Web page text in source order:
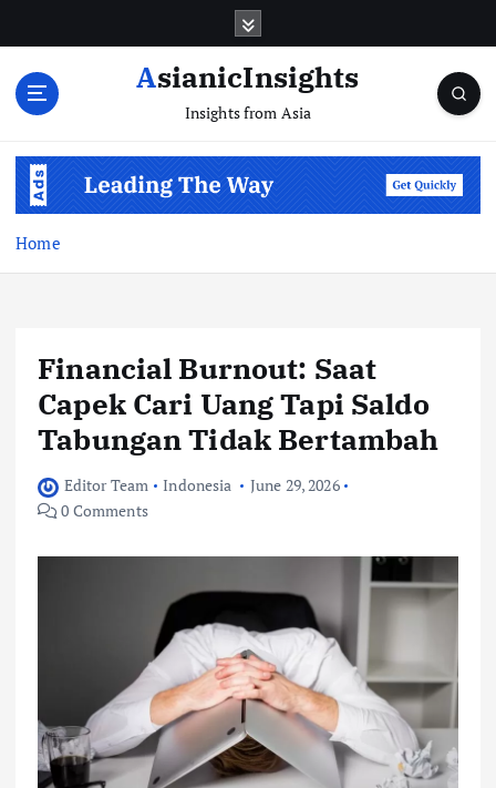
AsianicInsights
Insights from Asia
Home
Financial Burnout: Saat
Capek Cari Uang Tapi Saldo
Tabungan Tidak Bertambah
Editor Team Indonesia
June 29, 2026
0 Comments